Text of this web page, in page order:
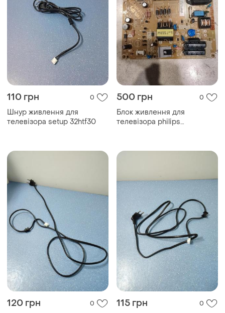
110 грн 0
Шнур живлення для
телевізора setup 32htf30
500 грн 0
Блок живлення для
телевізора philips
120 грн 0 115 грн 0